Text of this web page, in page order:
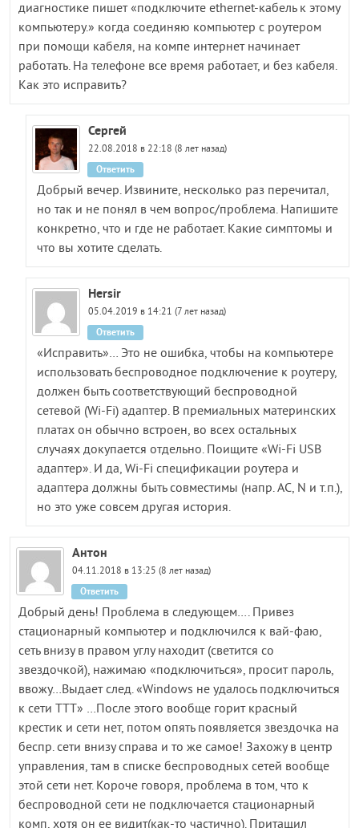
диагностике пишет «подключите еthernet-кабель к этому
компьютеру.» когда соединяю компьютер с роутером
при помощи кабеля, на компе интернет начинает
работать. На телефоне все время работает, и без кабеля.
Как это исправить?
Сергей
22.08.2018 в 22:18 (8 лет назад)
Добрый вечер. Извините, несколько раз перечитал,
но так и не понял в чем вопрос/проблема. Напишите
конкретно, что и где не работает. Какие симптомы и
что вы хотите сделать.
Ответить
Hersir
05.04.2019 в 14:21 (7 лет назад)
«Исправить»… Это не ошибка, чтобы на компьютере
использовать беспроводное подключение к роутеру,
должен быть соответствующий беспроводной
сетевой (Wi-Fi) адаптер. В премиальных материнских
платах он обычно встроен, во всех остальных
случаях докупается отдельно. Поищите «Wi-Fi USB
адаптер». И да, Wi-Fi спецификации роутера и
адаптера должны быть совместимы (напр. AC, N и т.п.),
но это уже совсем другая история.
Ответить
Антон
04.11.2018 в 13:25 (8 лет назад)
Добрый день! Проблема в следующем…. Привез
стационарный компьютер и подключился к вай-фаю,
сеть внизу в правом углу находит (светится со
звездочкой), нажимаю «подключиться», просит пароль,
ввожу…Выдает след. «Windows не удалось подключиться
к сети ТТТ» …После этого вообще горит красный
крестик и сети нет, потом опять появляется звездочка на
беспр. сети внизу справа и то же самое! Захожу в центр
управления, там в списке беспроводных сетей вообще
этой сети нет. Короче говоря, проблема в том, что к
беспроводной сети не подключается стационарный
комп, хотя он ее видит(как-то частично). Притащил
Ответить